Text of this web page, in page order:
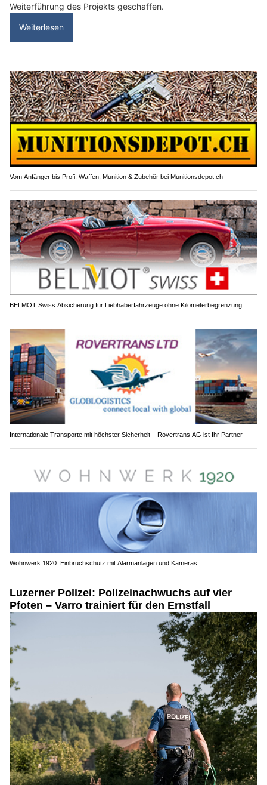
Weiterführung des Projekts geschaffen.
Weiterlesen
Vom Anfänger bis Profi: Waffen, Munition & Zubehör bei Munitionsdepot.ch
BELMOT Swiss Absicherung für Liebhaberfahrzeuge ohne Kilometerbegrenzung
Internationale Transporte mit höchster Sicherheit – Rovertrans AG ist Ihr Partner
Wohnwerk 1920: Einbruchschutz mit Alarmanlagen und Kameras
Luzerner Polizei: Polizeinachwuchs auf vier
Pfoten – Varro trainiert für den Ernstfall